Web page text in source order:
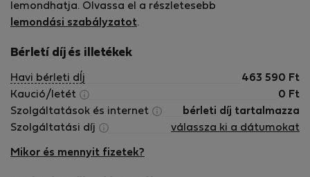
lemondhatja. Olvassa el a részletesebb
lemondási szabályzatot.
Bérletí díj és illetékek
Havi bérleti dÍj 463 590 Ft
Kaució/letét
0 Ft
Szolgáltatások és internet
bérleti díj tartalmazza
Szolgáltatási díj
válassza ki a dátumokat
Mikor és mennyit fizetek?